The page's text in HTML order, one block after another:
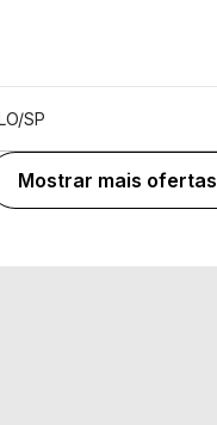
SP
Mostrar mais ofertas